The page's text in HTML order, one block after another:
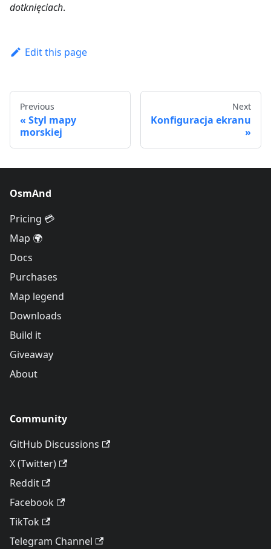
dotknięciach.
Edit this page
Previous
Styl mapy
morskiej
Next
Konfiguracja ekranu
OsmAnd
Pricing 💳
Map 🌍
Docs
Purchases
Map legend
Downloads
Build it
Giveaway
About
Community
GitHub Discussions
X (Twitter)
Reddit
Facebook
TikTok
Telegram Channel